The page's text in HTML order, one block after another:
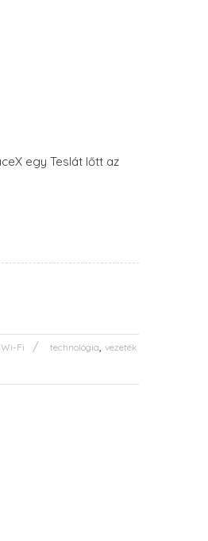
egy Teslát lőtt az
Wi-Fi technológia, vezeték